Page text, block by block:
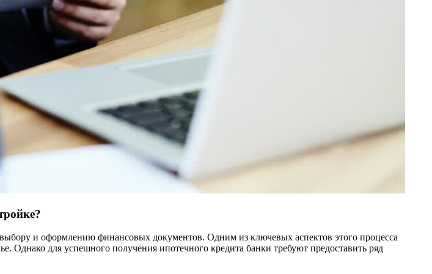
и оформлению финансовых документов. Одним из ключевых аспектов этого процесса
Однако для успешного получения ипотечного кредита банки требуют предоставить ряд